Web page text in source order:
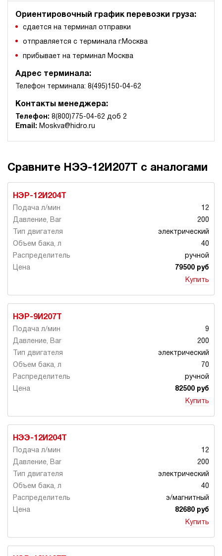
Ориентировочный график перевозки груза:
сдается на терминал отправки
отправляется с терминала г.Москва
прибывает на терминал Москва
Адрес терминала:
Телефон терминала: 8(495)150-04-62
Контакты менеджера:
Телефон: 8(800)775-04-62 доб 2
Email: Moskva@hidro.ru
Сравните НЭЭ-12И207Т с аналогами
НЭР-12И204Т
12
200
электрический
40
ручной
79500 руб
Купить
НЭР-9И207Т
9
200
электрический
70
ручной
82500 руб
Купить
НЭЭ-12И204Т
12
200
электрический
40
э/магнитный
82680 руб
Купить